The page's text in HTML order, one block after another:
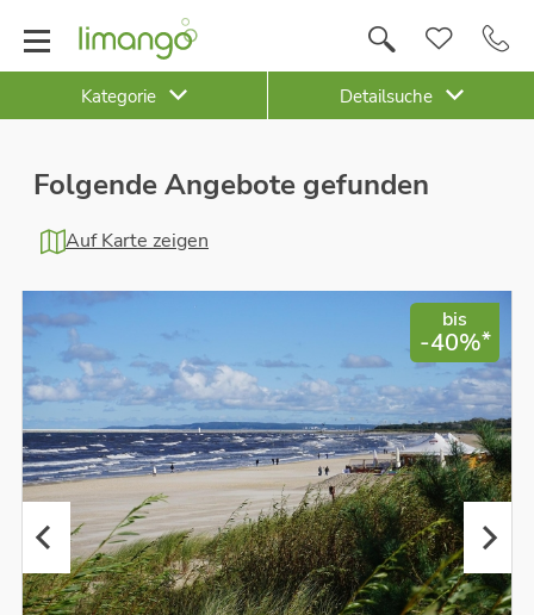
Kategorie Detailsuche
Folgende Angebote gefunden
Auf Karte zeigen
bis
-40%*